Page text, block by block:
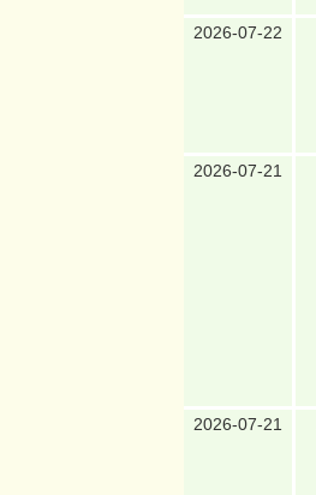
2026-07-22
2026-07-21
2026-07-21